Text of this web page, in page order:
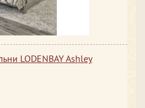
LODENBAY Ashley